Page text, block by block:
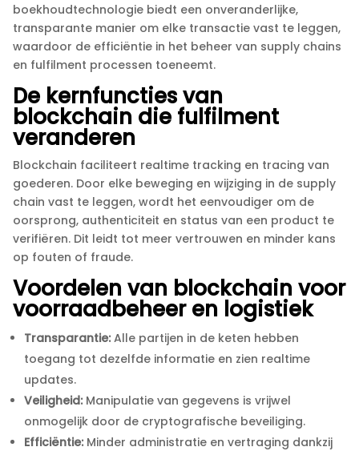
boekhoudtechnologie biedt een onveranderlijke,
transparante manier om elke transactie vast te leggen,
waardoor de efficiëntie in het beheer van supply chains
en fulfilment processen toeneemt.​
De kernfuncties van
blockchain die fulfilment
veranderen
Blockchain faciliteert realtime tracking en tracing van
goederen.​ Door elke beweging en wijziging in de supply
chain vast te leggen, wordt het eenvoudiger om de
oorsprong, authenticiteit en status van een product te
verifiëren.​ Dit leidt tot meer vertrouwen en minder kans
op fouten of fraude.​
Voordelen van blockchain voor
voorraadbeheer en logistiek
Transparantie:Alle partijen in de keten hebben
toegang tot dezelfde informatie en zien realtime
updates.​
Veiligheid:Manipulatie van gegevens is vrijwel
onmogelijk door de cryptografische beveiliging.​
Efficiëntie:Minder administratie en vertraging dankzij